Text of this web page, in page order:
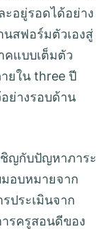
ะอยู่รอดได้อย่าง
นสฟอร์มตัวเองสู่
คแบบเต็มตัว
ยใน three ปี
ย่างรอบด้าน
ชิญกับปัญหาภาระ
อบหมายจาก
ประเมินจาก
รครูสอนดีของ